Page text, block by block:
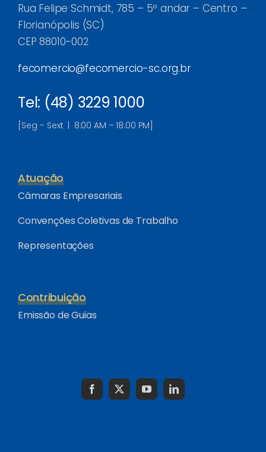
Rua Felipe Schmidt, 785 – 5º andar – Centro –
Florianópolis (SC)
CEP 88010-002
fecomercio@fecomercio-sc.org.br
Tel: (48) 3229 1000
[Seg – Sext | 8:00 AM – 18:00 PM]
Atuação
Câmaras Empresariais
Convenções Coletivas de Trabalho
Representações
Contribuição
Emissão de Guias